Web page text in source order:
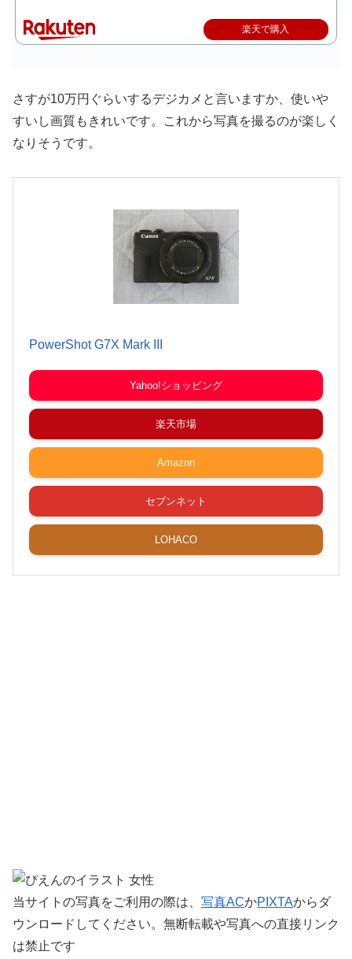
楽天で購入
さすが10万円ぐらいするデジカメと言いますか、使いや
すいし画質もきれいです。これから写真を撮るのが楽しく
なりそうです。
PowerShot G7X Mark III
Yahoo!ショッピング
楽天市場
Amazon
セブンネット
LOHACO
当サイトの写真をご利用の際は、 写真ACかPIXTAからダ
ウンロードしてください。無断転載や写真への直接リンク
は禁止です